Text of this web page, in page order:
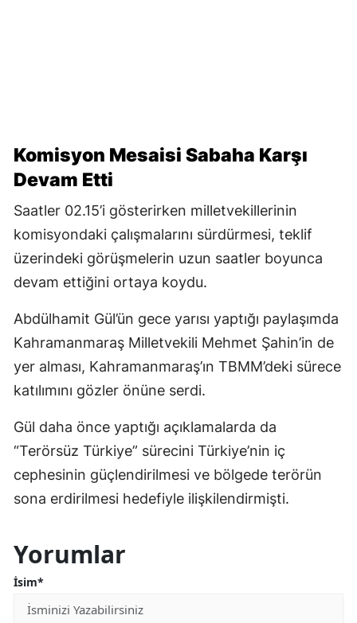
Komisyon Mesaisi Sabaha Karşı
Devam Etti
Saatler 02.15’i gösterirken milletvekillerinin
komisyondaki çalışmalarını sürdürmesi, teklif
üzerindeki görüşmelerin uzun saatler boyunca
devam ettiğini ortaya koydu.
Abdülhamit Gül’ün gece yarısı yaptığı paylaşımda
Kahramanmaraş Milletvekili Mehmet Şahin’in de
yer alması, Kahramanmaraş’ın TBMM’deki sürece
katılımını gözler önüne serdi.
Gül daha önce yaptığı açıklamalarda da
“Terörsüz Türkiye” sürecini Türkiye’nin iç
cephesinin güçlendirilmesi ve bölgede terörün
sona erdirilmesi hedefiyle ilişkilendirmişti.
Yorumlar
İsim*